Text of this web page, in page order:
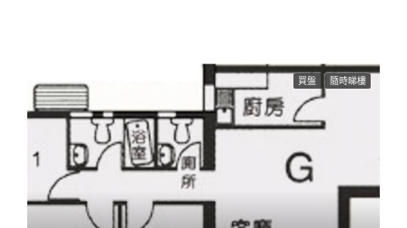
買盤 隨時睇樓